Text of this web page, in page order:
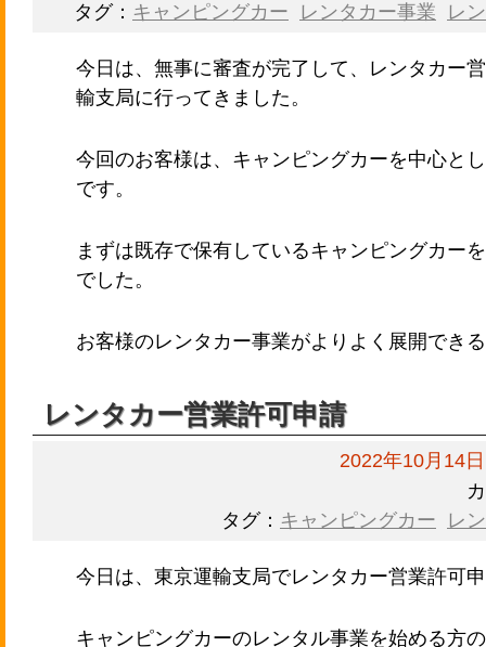
タグ： キャンピングカー レンタカー事業 レ
今日は、無事に審査が完了して、レンタカー
輸支局に行ってきました。
今回のお客様は、キャンピングカーを中心と
です。
まずは既存で保有しているキャンピングカー
でした。
お客様のレンタカー事業がよりよく展開でき
レンタカー営業許可申請
2022年10月14日
タグ： キャンピングカー レ
今日は、東京運輸支局でレンタカー営業許可
キャンピングカーのレンタル事業を始める方